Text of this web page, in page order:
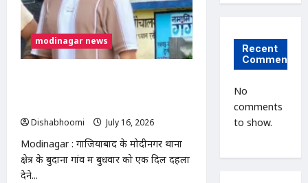
सोनम
वांगचुक,
भूख
हड़ताल
जारी;
पत्नी
modinagar news
Dishabhoomi
July 16, 2026
Modinagar : गाजियाबाद के मोदीनगर थाना
क्षेत्र के बुदाना गांव में बुधवार को एक दिल दहला
देने...
Recent
Comments
No
comments
to show.